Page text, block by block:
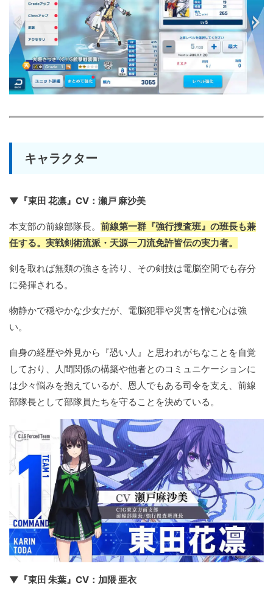
キャラクター
▼『東田 花凛』CV：瀬戸 麻沙美
本支部の前線部隊長。 前線第一群『強行捜査班』の班長も兼
任する。実戦剣術流派・天源一刀流免許皆伝の実力者。
剣を取れば無類の強さを誇り、その剣技は電脳空間でも存分
に発揮される。
物静かで穏やかな少女だが、電脳犯罪や災害を憎む心は強
い。
自身の経歴や外見から『恐い人』と思われがちなことを自覚
しており、人間関係の構築や他者とのコミュニケーションに
は少々悩みを抱えているが、恩人でもある司令を支え、前線
部隊長として部隊員たちを守ることを決めている。
▼『東田 朱葉』CV：加隈 亜衣